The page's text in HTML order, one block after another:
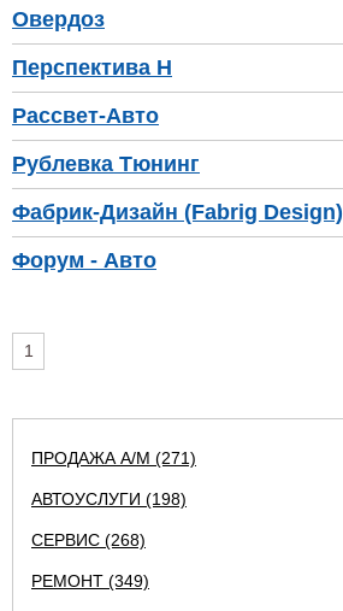
Овердоз
Перспектива Н
Рассвет-Авто
Рублевка Тюнинг
Фабрик-Дизайн (Fabrig Design)
Форум - Авто
1
ПРОДАЖА А/М (271)
АВТОУСЛУГИ (198)
СЕРВИС (268)
РЕМОНТ (349)